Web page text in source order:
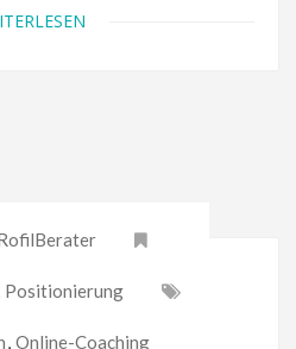
Positionierung
, Online-Coaching